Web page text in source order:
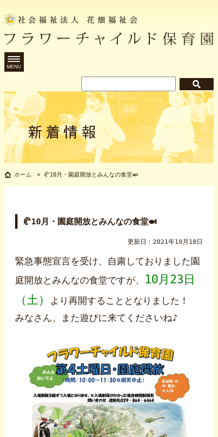
MENU
🥐10月・園庭開放とみんなの食堂🍛
ホーム > 🥐10月・園庭開放とみんなの食堂🍛
🥐10月・園庭開放とみんなの食堂🍛
更新日：2021年10月18日
緊急事態宣言を受け、自粛しておりました園
庭開放とみんなの食堂ですが、 10月23日
（土）
より再開することとなりました！
みなさん、また遊びに来てくださいね♪